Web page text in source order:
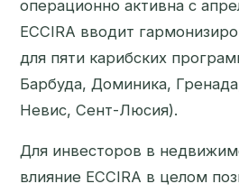
операционно активна с
ECCIRA вводит
для пяти карибских
Барбуда, Доминика,
Невис, Сент-Люсия).
Для инвесторов в
влияние ECCIRA в целом